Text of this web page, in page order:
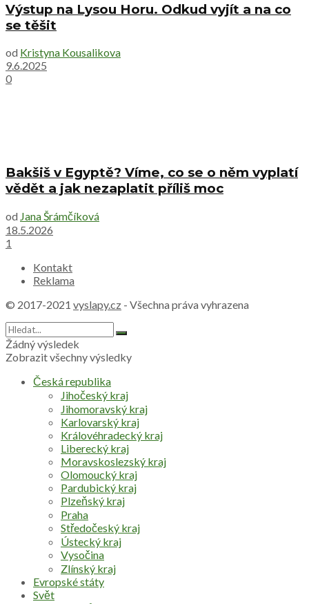
Výstup na Lysou Horu. Odkud vyjít a na co
se těšit
od Kristyna Kousalikova
9.6.2025
0
Bakšiš v Egyptě? Víme, co se o něm vyplatí
vědět a jak nezaplatit příliš moc
od Jana Šrámčíková
18.5.2026
1
Kontakt
Reklama
© 2017-2021 vyslapy.cz - Všechna práva vyhrazena
Žádný výsledek
Zobrazit všechny výsledky
Česká republika
Jihočeský kraj
Jihomoravský kraj
Karlovarský kraj
Královéhradecký kraj
Liberecký kraj
Moravskoslezský kraj
Olomoucký kraj
Pardubický kraj
Plzeňský kraj
Praha
Středočeský kraj
Ústecký kraj
Vysočina
Zlínský kraj
Evropské státy
Svět